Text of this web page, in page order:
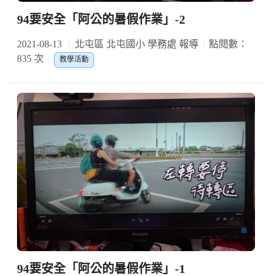
94要安全「阿公的暑假作業」-2
2021-08-13 北屯區 北屯國小 學務處 報導
點閱數：
835 次
教學活動
94要安全「阿公的暑假作業」-1